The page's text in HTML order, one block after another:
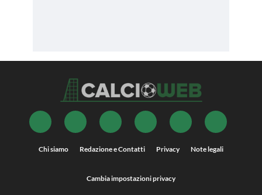
Chi siamo Redazione e Contatti Privacy Note legali
Cambia impostazioni privacy